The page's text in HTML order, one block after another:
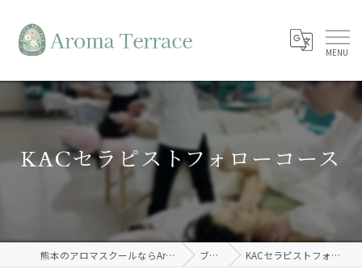
KACセラピストフォローコース
熊本のアロマスクールならAroma Terrace ブログ KACセラピストフォローコース